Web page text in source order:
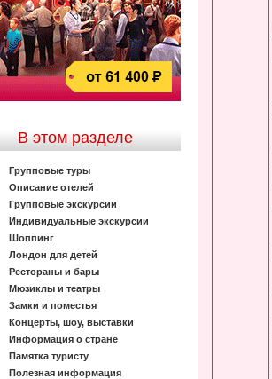
В этом разделе
Групповые туры
Описание отелей
Групповые экскурсии
Индивидуальные экскурсии
Шоппинг
Лондон для детей
Рестораны и бары
Мюзиклы и театры
Замки и поместья
Концерты, шоу, выставки
Информация о стране
Памятка туристу
Полезная информация